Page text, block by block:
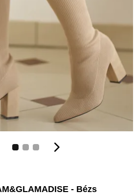
- Bézs